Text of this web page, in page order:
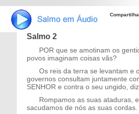
Salmo 2
POR que se amotinam os
povos imaginam coisas vãs?
Os reis da terra se levantam e
governos consultam juntamente
SENHOR e contra o seu ungido,
Rompamos as suas ataduras, e
sacudamos de nós as suas cordas.